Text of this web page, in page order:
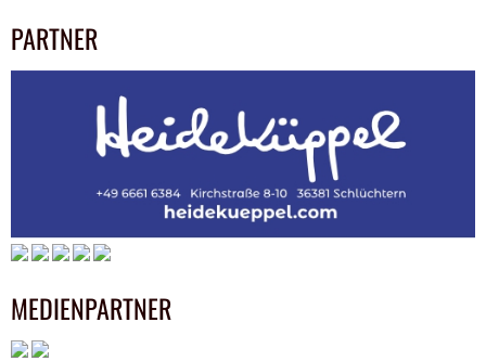
PARTNER
MEDIENPARTNER